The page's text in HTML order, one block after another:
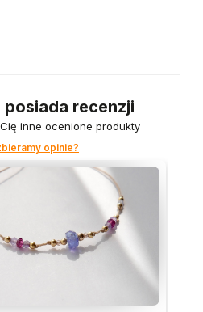
posiada recenzji
inne ocenione produkty
opinie?